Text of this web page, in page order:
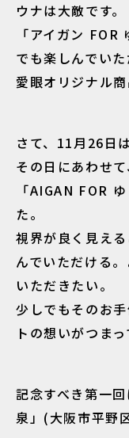
ウナは大敵です。
「アイガン FOR
でも楽しんでい
愛眼オリジナル商
さて、11月26日
その日にあわせ
「AIGAN FOR
た。
視界が良く見え
んでいただける
いただきたい。
少しでもそのお
トの想いがつまっ
記念すべき第一
泉」(大阪市平野